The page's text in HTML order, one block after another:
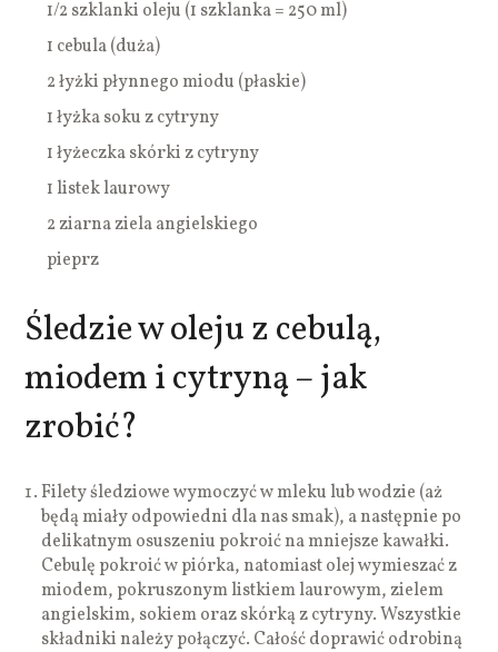
1/2 szklanki oleju (1 szklanka = 250 ml)
1 cebula (duża)
2 łyżki płynnego miodu (płaskie)
1 łyżka soku z cytryny
1 łyżeczka skórki z cytryny
1 listek laurowy
2 ziarna ziela angielskiego
pieprz
Śledzie w oleju z cebulą,
miodem i cytryną – jak
zrobić?
Filety śledziowe wymoczyć w mleku lub wodzie (aż
będą miały odpowiedni dla nas smak), a następnie po
delikatnym osuszeniu pokroić na mniejsze kawałki.
Cebulę pokroić w piórka, natomiast olej wymieszać z
miodem, pokruszonym listkiem laurowym, zielem
angielskim, sokiem oraz skórką z cytryny. Wszystkie
składniki należy połączyć. Całość doprawić odrobiną